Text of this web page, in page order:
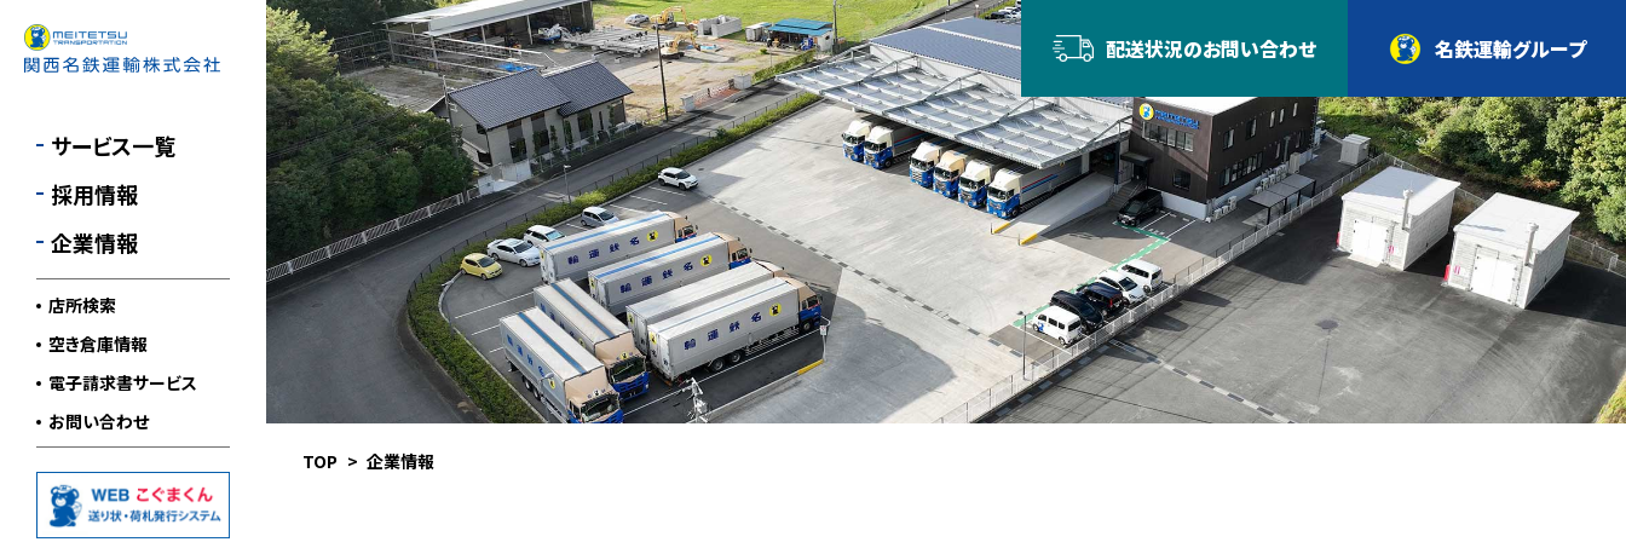
配送状況のお問い合わせ 名鉄運輸グループ
サービス一覧
サービス一覧
採用情報
新卒採用
キャリア採用
企業情報
ごあいさつ
会社概要
運輸安全マネジメント
環境方針
個人情報保護方針
店所検索
空き倉庫情報
電子請求書サービス
お問い合わせ
TOP
企業情報